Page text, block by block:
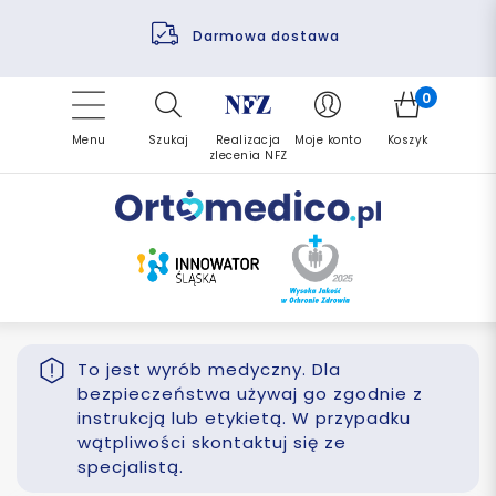
Darmowa dostawa
Pomoc fizjoterapeuty
Finansowanie PFRON
Refundacja NFZ
Zrealizuj zlecenie ponownie
Menu Szukaj
Realizacja
zlecenia NFZ
Moje konto
0
Koszyk
To jest wyrób medyczny. Dla
bezpieczeństwa używaj go zgodnie z
instrukcją lub etykietą. W przypadku
wątpliwości skontaktuj się ze
specjalistą.